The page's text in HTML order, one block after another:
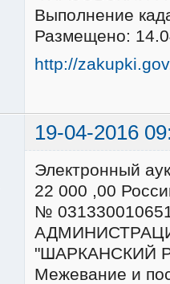
Выполнение
Размещено:
http://
19-04-2016
Электронный
22 000 ,00
№
"ШАРКАНСКИЙ
Межевание и